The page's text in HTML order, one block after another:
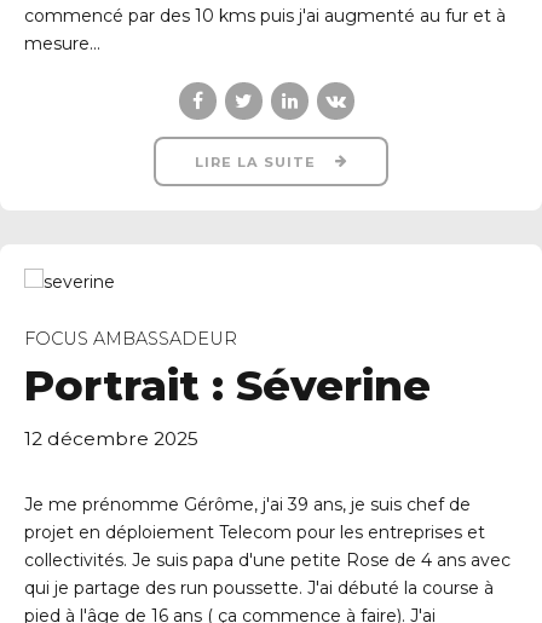
commencé par des 10 kms puis j'ai augmenté au fur et à
mesure...
LIRE LA SUITE
FOCUS AMBASSADEUR
Portrait : Séverine
12 décembre 2025
Je me prénomme Gérôme, j'ai 39 ans, je suis chef de
projet en déploiement Telecom pour les entreprises et
collectivités. Je suis papa d'une petite Rose de 4 ans avec
qui je partage des run poussette. J'ai débuté la course à
pied à l'âge de 16 ans ( ça commence à faire). J'ai